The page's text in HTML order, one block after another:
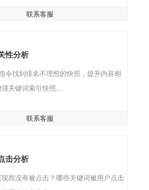
联系客服
性分析
令找到排名不理想的快照，提升内容相
关键词索引快照...
联系客服
击分析
而没有被点击？哪些关键词被用户点击